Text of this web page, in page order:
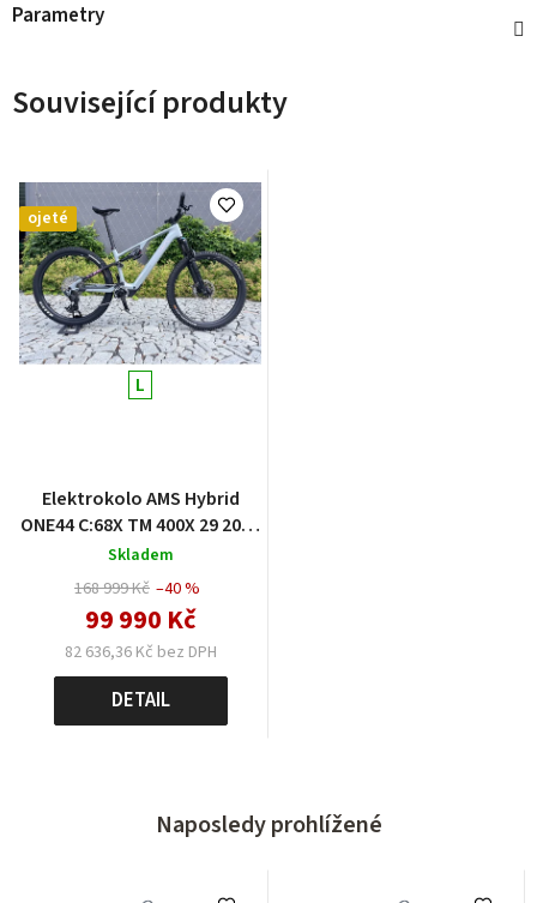
Parametry
Související produkty
ojeté
L
Elektrokolo AMS Hybrid
ONE44 C:68X TM 400X 29 2025
swampgrey´n´purplereflex
- testovací
Skladem
168 999 Kč
82 636,36 Kč bez DPH
99 990 Kč
–40 %
DETAIL
Naposledy prohlížené